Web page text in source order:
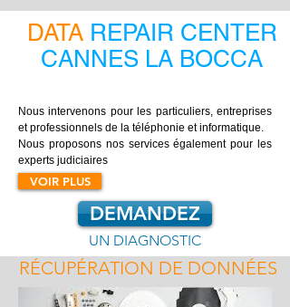
DATA REPAIR CENTER
CANNES LA BOCCA
Nous intervenons pour les particuliers, entreprises
et professionnels de la téléphonie et informatique.
Nous proposons nos services également pour les
experts judiciaires
VOIR PLUS
DEMANDEZ
UN DIAGNOSTIC
RÉCUPÉRATION DE DONNÉES